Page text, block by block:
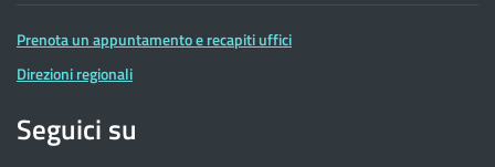
Prenota un appuntamento e recapiti uffici
Direzioni regionali
Seguici su